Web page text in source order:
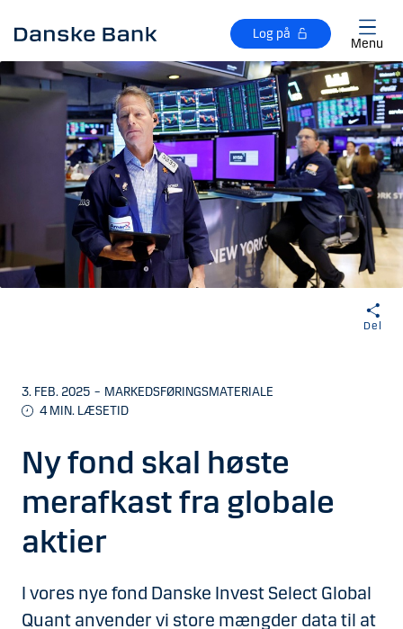
Log på
Menu
Del
3. FEB. 2025 – MARKEDSFØRINGSMATERIALE
4 MIN. LÆSETID
Ny fond skal høste
merafkast fra globale
aktier
I vores nye fond Danske Invest Select Global
Quant anvender vi store mængder data til at